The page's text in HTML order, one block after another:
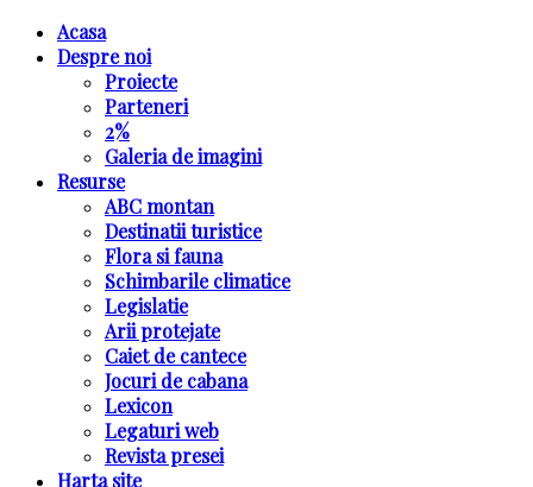
Acasa
Despre noi
Proiecte
Parteneri
2%
Galeria de imagini
Resurse
ABC montan
Destinatii turistice
Flora si fauna
Schimbarile climatice
Legislatie
Arii protejate
Caiet de cantece
Jocuri de cabana
Lexicon
Legaturi web
Revista presei
Harta site